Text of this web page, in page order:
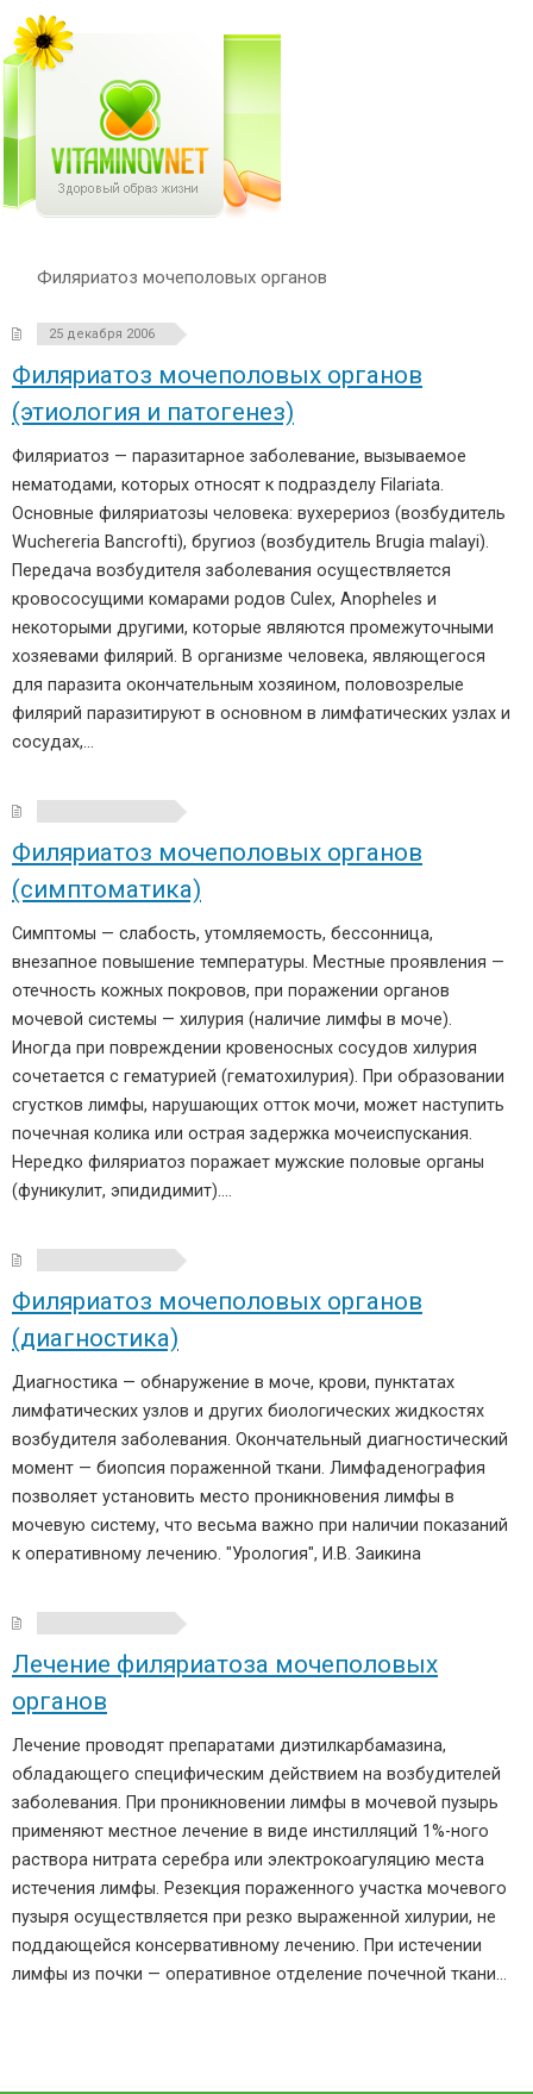
Филяриатоз мочеполовых органов
25 декабря 2006
Филяриатоз мочеполовых органов
(этиология и патогенез)
Филяриатоз — паразитарное заболевание, вызываемое
нематодами, которых относят к подразделу Filariata.
Основные филяриатозы человека: вухерериоз (возбудитель
Wuchereria Bancrofti), бругиоз (возбудитель Brugia malayi).
Передача возбудителя заболевания осуществляется
кровососущими комарами родов Culex, Anopheles и
некоторыми другими, которые являются промежуточными
хозяевами филярий. В организме человека, являющегося
для паразита окончательным хозяином, половозрелые
филярий паразитируют в основном в лимфатических узлах и
сосудах,…
Филяриатоз мочеполовых органов
(симптоматика)
Симптомы — слабость, утомляемость, бессонница,
внезапное повышение температуры. Местные проявления —
отечность кожных покровов, при поражении органов
мочевой системы — хилурия (наличие лимфы в моче).
Иногда при повреждении кровеносных сосудов хилурия
сочетается с гематурией (гематохилурия). При образовании
сгустков лимфы, нарушающих отток мочи, может наступить
почечная колика или острая задержка мочеиспускания.
Нередко филяриатоз поражает мужские половые органы
(фуникулит, эпидидимит)….
Филяриатоз мочеполовых органов
(диагностика)
Диагностика — обнаружение в моче, крови, пунктатах
лимфатических узлов и других биологических жидкостях
возбудителя заболевания. Окончательный диагностический
момент — биопсия пораженной ткани. Лимфаденография
позволяет установить место проникновения лимфы в
мочевую систему, что весьма важно при наличии показаний
к оперативному лечению. "Урология", И.В. Заикина
Лечение филяриатоза мочеполовых
органов
Лечение проводят препаратами диэтилкарбамазина,
обладающего специфическим действием на возбудителей
заболевания. При проникновении лимфы в мочевой пузырь
применяют местное лечение в виде инстилляций 1%-ного
раствора нитрата серебра или электрокоагуляцию места
истечения лимфы. Резекция пораженного участка мочевого
пузыря осуществляется при резко выраженной хилурии, не
поддающейся консервативному лечению. При истечении
лимфы из почки — оперативное отделение почечной ткани…